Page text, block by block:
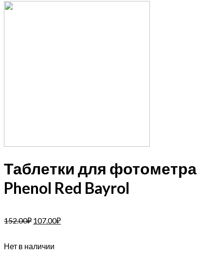
Таблетки для фотометра
Phenol Red Bayrol
152.00₽ 107.00₽
Нет в наличии